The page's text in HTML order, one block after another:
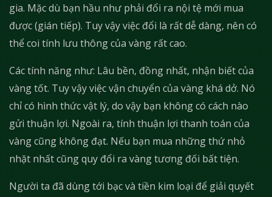
gia. Mặc dù bạn hầu như phải đổi ra nội tệ mới mua
được (gián tiếp). Tuy vậy việc đổi là rất dễ dàng, nên có
thể coi tính lưu thông của vàng rất cao.
Các tính năng như: Lâu bền, đồng nhất, nhận biết của
vàng tốt. Tuy vậy việc vận chuyển của vàng khá dở. Nó
chỉ có hình thức vật lý, do vậy bạn không có cách nào
gửi thuận lợi. Ngoài ra, tính thuận lợi thanh toán của
vàng cũng không đạt. Nếu bạn mua những thứ nhỏ
nhặt nhất cũng quy đổi ra vàng tương đối bất tiện.
Người ta đã dùng tới bạc và tiền kim loại để giải quyết